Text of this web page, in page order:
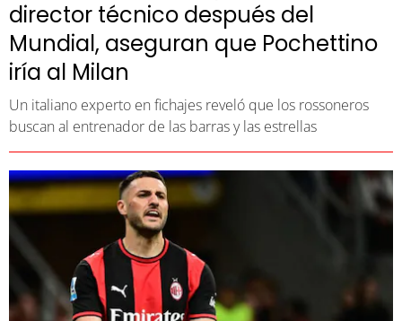
director técnico después del
Mundial, aseguran que Pochettino
iría al Milan
Un italiano experto en fichajes reveló que los rossoneros
buscan al entrenador de las barras y las estrellas